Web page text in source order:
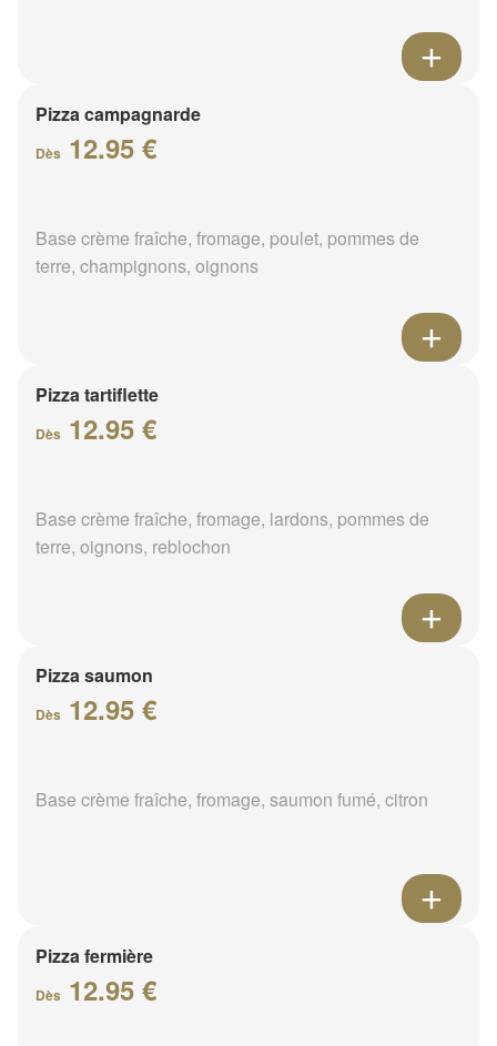
Pizza campagnarde
Dès 12.95 €
Base crème fraîche, fromage, poulet, pommes de
terre, champignons, oignons
Pizza tartiflette
Dès 12.95 €
Base crème fraîche, fromage, lardons, pommes de
terre, oignons, reblochon
Pizza saumon
Dès 12.95 €
Base crème fraîche, fromage, saumon fumé, citron
Pizza fermière
Dès 12.95 €